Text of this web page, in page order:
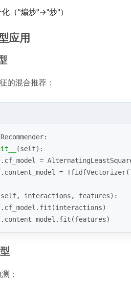
（"煸炒"→"炒"）
应用
的混合推荐：
:
(self):
=
=
self, interactions, features):
：